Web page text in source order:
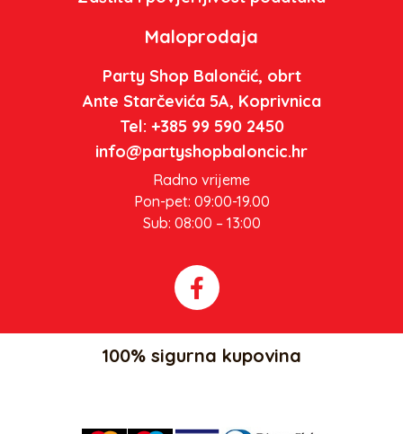
Maloprodaja
Party Shop Balončić, obrt
Ante Starčevića 5A, Koprivnica
Tel: +385 99 590 2450
info@partyshopbaloncic.hr
Radno vrijeme
Pon-pet: 09:00-19.00
Sub: 08:00 – 13:00
100% sigurna kupovina